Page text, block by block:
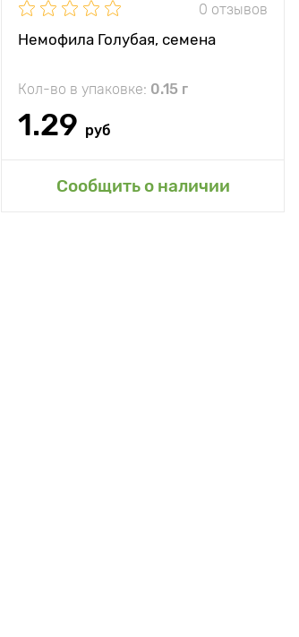
0 отзывов
Немофила Голубая, семена
Кол-во в упаковке: 0.15 г
1.29 руб
Сообщить о наличии